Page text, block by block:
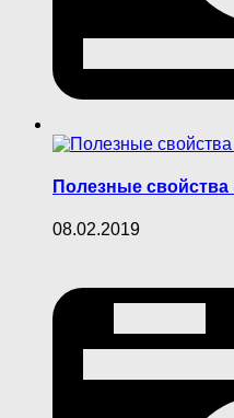
Полезные
08.02.2019